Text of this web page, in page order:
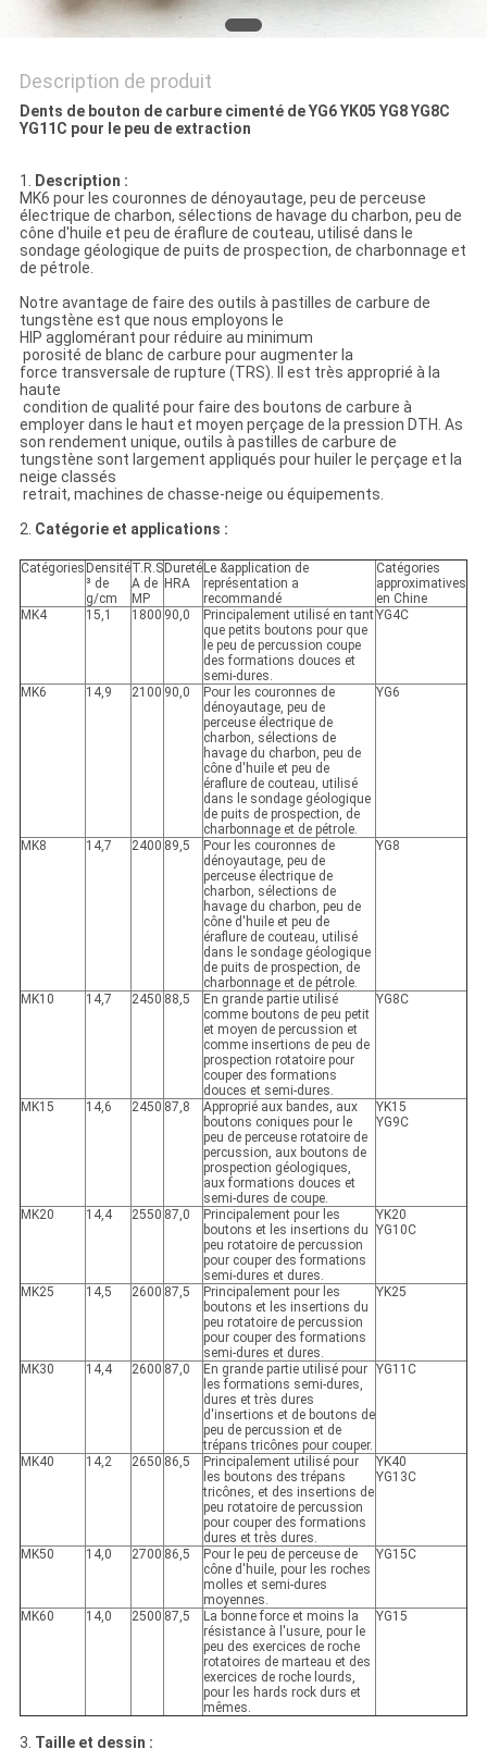
POLICY
Description de produit
Dents de bouton de carbure cimenté de YG6 YK05 YG8 YG8C
YG11C pour le peu de extraction
1. Description :
MK6 pour les couronnes de dénoyautage, peu de perceuse
électrique de charbon, sélections de havage du charbon, peu de
cône d'huile et peu de éraflure de couteau, utilisé dans le
sondage géologique de puits de prospection, de charbonnage et
de pétrole.
Notre avantage de faire des outils à pastilles de carbure de
tungstène est que nous employons le
HIP agglomérant pour réduire au minimum
porosité de blanc de carbure pour augmenter la
force transversale de rupture (TRS). Il est très approprié à la
haute
condition de qualité pour faire des boutons de carbure à
employer dans le haut et moyen perçage de la pression DTH. As
son rendement unique, outils à pastilles de carbure de
tungstène sont largement appliqués pour huiler le perçage et la
neige classés
retrait, machines de chasse-neige ou équipements.
2. Catégorie et applications :
Catégories Densité
³ de
g/cm
T.R.S
Α de
MP
Dureté
HRA
Le &application de
représentation a
recommandé
Catégories
approximatives
en Chine
MK4
15,1 1800 90,0
Principalement utilisé en tant
que petits boutons pour que
le peu de percussion coupe
des formations douces et
semi-dures.
YG4C
MK6 14,9 2100 90,0
Pour les couronnes de
dénoyautage, peu de
perceuse électrique de
charbon, sélections de
havage du charbon, peu de
cône d'huile et peu de
éraflure de couteau, utilisé
dans le sondage géologique
de puits de prospection, de
charbonnage et de pétrole.
YG6
MK8 14,7 2400 89,5
Pour les couronnes de
dénoyautage, peu de
perceuse électrique de
charbon, sélections de
havage du charbon, peu de
cône d'huile et peu de
éraflure de couteau, utilisé
dans le sondage géologique
de puits de prospection, de
charbonnage et de pétrole.
YG8
MK10 14,7 2450 88,5
En grande partie utilisé
comme boutons de peu petit
et moyen de percussion et
comme insertions de peu de
prospection rotatoire pour
couper des formations
douces et semi-dures.
YG8C
MK15 14,6 2450 87,8
Approprié aux bandes, aux
boutons coniques pour le
peu de perceuse rotatoire de
percussion, aux boutons de
prospection géologiques,
aux formations douces et
semi-dures de coupe.
YK15
YG9C
MK20 14,4 2550 87,0
Principalement pour les
boutons et les insertions du
peu rotatoire de percussion
pour couper des formations
semi-dures et dures.
YK20
YG10C
MK25 14,5 2600 87,5
Principalement pour les
boutons et les insertions du
peu rotatoire de percussion
pour couper des formations
semi-dures et dures.
YK25
MK30 14,4 2600 87,0
En grande partie utilisé pour
les formations semi-dures,
dures et très dures
d'insertions et de boutons de
peu de percussion et de
trépans tricônes pour couper.
YG11C
MK40 14,2 2650 86,5
Principalement utilisé pour
les boutons des trépans
tricônes, et des insertions de
peu rotatoire de percussion
pour couper des formations
dures et très dures.
YK40
YG13C
MK50 14,0 2700 86,5
Pour le peu de perceuse de
cône d'huile, pour les roches
molles et semi-dures
moyennes.
YG15C
MK60 14,0 2500 87,5
La bonne force et moins la
résistance à l'usure, pour le
peu des exercices de roche
rotatoires de marteau et des
exercices de roche lourds,
pour les hards rock durs et
mêmes.
YG15
3. Taille et dessin :